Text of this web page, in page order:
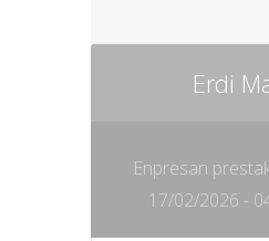
Erdi
Enpresan
17/02/2026 -